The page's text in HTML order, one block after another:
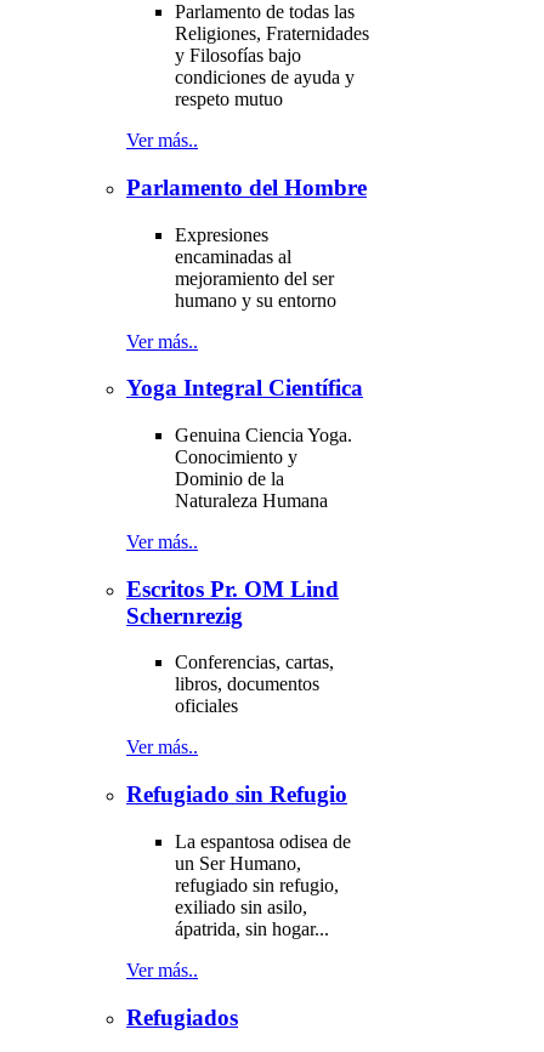
Parlamento de todas las
Religiones, Fraternidades
y Filosofías bajo
condiciones de ayuda y
respeto mutuo
Ver más..
Parlamento del Hombre
Expresiones
encaminadas al
mejoramiento del ser
humano y su entorno
Ver más..
Yoga Integral Científica
Genuina Ciencia Yoga.
Conocimiento y
Dominio de la
Naturaleza Humana
Ver más..
Escritos Pr. OM Lind
Schernrezig
Conferencias, cartas,
libros, documentos
oficiales
Ver más..
Refugiado sin Refugio
La espantosa odisea de
un Ser Humano,
refugiado sin refugio,
exiliado sin asilo,
ápatrida, sin hogar...
Ver más..
Refugiados